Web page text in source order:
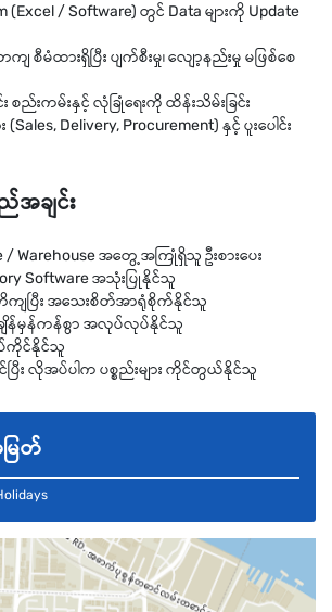
(Excel / Software) တွင် Data များကို Update
ကျ စီမံထားရှိပြီး ပျက်စီးမှု၊ လျော့နည်းမှု မဖြစ်စေ
စည်းကမ်းနှင့် လုံခြုံရေးကို ထိန်းသိမ်းခြင်း
Delivery, Procurement) နှင့် ပူးပေါင်း
ချင်း
/ Warehouse အတွေ့အကြုံရှိသူ ဦးစားပေး
Software အသုံးပြုနိုင်သူ
ကျပြီး အသေးစိတ်အာရုံစိုက်နိုင်သူ
ျိန်မှန်ကန်စွာ အလုပ်လုပ်နိုင်သူ
ပ်ကိုင်နိုင်သူ
ပြီး လိုအပ်ပါက ပစ္စည်းများ ကိုင်တွယ်နိုင်သူ
ြတ်